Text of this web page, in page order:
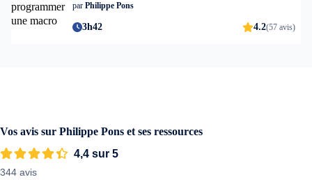
par Philippe Pons
3h42 4.2(57 avis)
Vos avis sur Philippe Pons et ses ressources
4,4 sur 5
344 avis